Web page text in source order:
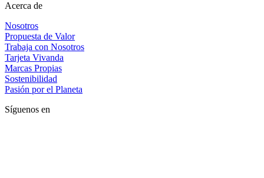
Acerca de
Nosotros
Propuesta de Valor
Trabaja con Nosotros
Tarjeta Vivanda
Marcas Propias
Sostenibilidad
Pasión por el Planeta
Síguenos en